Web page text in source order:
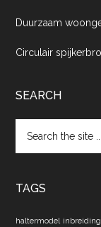
Duurzaam
Circulair
SEARCH
the
TAGS
haltermodel inbreiding